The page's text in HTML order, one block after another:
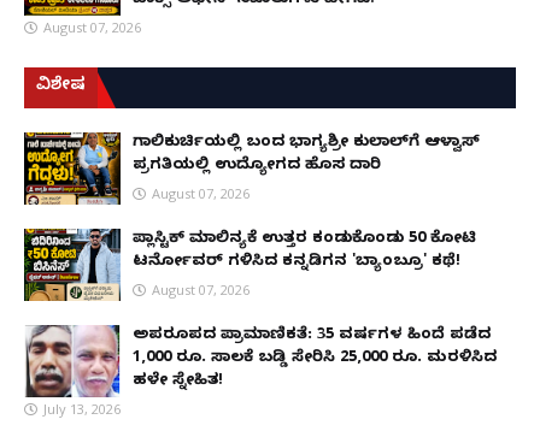
August 07, 2026
ವಿಶೇಷ
ಗಾಲಿಕುರ್ಚಿಯಲ್ಲಿ ಬಂದ ಭಾಗ್ಯಶ್ರೀ ಕುಲಾಲ್‌ಗೆ ಆಳ್ವಾಸ್
ಪ್ರಗತಿಯಲ್ಲಿ ಉದ್ಯೋಗದ ಹೊಸ ದಾರಿ
August 07, 2026
ಪ್ಲಾಸ್ಟಿಕ್ ಮಾಲಿನ್ಯಕ್ಕೆ ಉತ್ತರ ಕಂಡುಕೊಂಡು ₹50 ಕೋಟಿ
ಟರ್ನೋವರ್ ಗಳಿಸಿದ ಕನ್ನಡಿಗನ 'ಬ್ಯಾಂಬ್ರೂ' ಕಥೆ!
August 07, 2026
ಅಪರೂಪದ ಪ್ರಾಮಾಣಿಕತೆ: 35 ವರ್ಷಗಳ ಹಿಂದೆ ಪಡೆದ
1,000 ರೂ. ಸಾಲಕ್ಕೆ ಬಡ್ಡಿ ಸೇರಿಸಿ 25,000 ರೂ. ಮರಳಿಸಿದ
ಹಳೇ ಸ್ನೇಹಿತ!
July 13, 2026